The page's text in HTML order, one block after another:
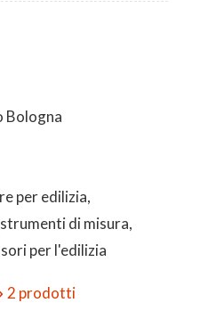
Bologna
per edilizia,
di misura,
per l'edilizia
2 prodotti